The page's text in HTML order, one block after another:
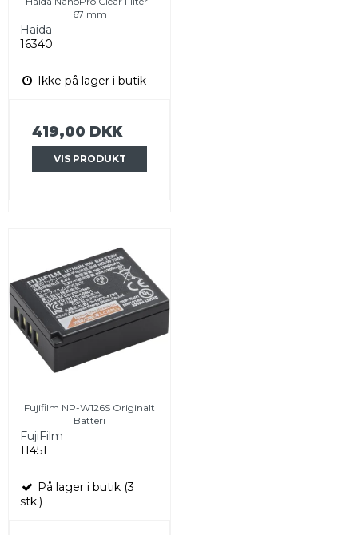
67 mm
Haida
16340
Ikke på lager i butik
419,00 DKK
VIS PRODUKT
Fujifilm NP-W126S Originalt
Batteri
FujiFilm
11451
På lager i butik (3
stk.)